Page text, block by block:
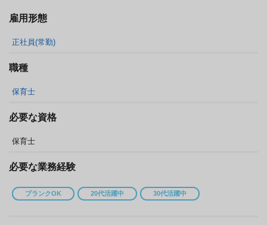
雇用形態
正社員(常勤)
職種
保育士
必要な資格
保育士
必要な業務経験
ブランクOK 20代活躍中 30代活躍中